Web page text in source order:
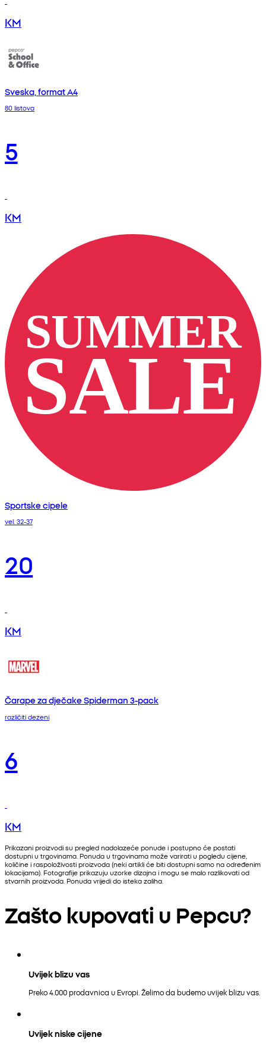
KM
Sveska, format A4
80 listova
5
KM
Sportske cipele
vel. 32-37
20
KM
Čarape za dječake Spiderman 3-pack
različiti dezeni
6
KM
Prikazani proizvodi su pregled nadolazeće ponude i postupno će postati
dostupni u trgovinama. Ponuda u trgovinama može varirati u pogledu cijene,
količine i raspoloživosti proizvoda (neki artikli će biti dostupni samo na određenim
lokacijama). Fotografije prikazuju uzorke dizajna i mogu se malo razlikovati od
stvarnih proizvoda. Ponuda vrijedi do isteka zaliha.
Zašto kupovati u Pepcu?
Uvijek blizu vas
Preko 4.000 prodavnica u Evropi. Želimo da budemo uvijek blizu vas.
Uvijek niske cijene